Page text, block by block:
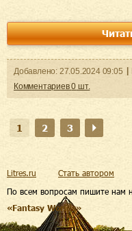
Добавленo: 27.05.2024 09:05
Комментариев0 шт.
1 2 3
По всем вопросам пишите нам
«Fantasy Worlds»
Litres.ru Стать автором